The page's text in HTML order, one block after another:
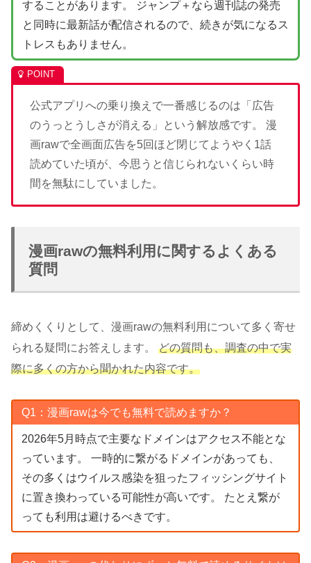
することがあります。 ジャンプ＋なら週刊誌の発売
と同時に最新話が配信されるので、続きが気になるス
トレスもありません。
公式アプリへの乗り換えで一番感じるのは「広告
のうっとうしさが消える」という解放感です。 漫
画rawで全画面広告を5回ほど閉じてようやく1話
読めていた頃が、今思うと信じられないくらい時
間を無駄にしていました。
漫画rawの無料利用に関するよくある
質問
締めくくりとして、漫画rawの無料利用について多く寄せ
られる疑問にお答えします。 どの質問も、調査の中で実
際に多くの方から聞かれた内容です。
Q1：漫画rawは今でも無料で読めますか？
2026年5月時点で主要なドメインはアクセス不能とな
っています。 一時的に繋がるドメインがあっても、
その多くはウイルス感染を狙ったフィッシングサイト
に置き換わっている可能性が高いです。 たとえ繋が
っても利用は避けるべきです。